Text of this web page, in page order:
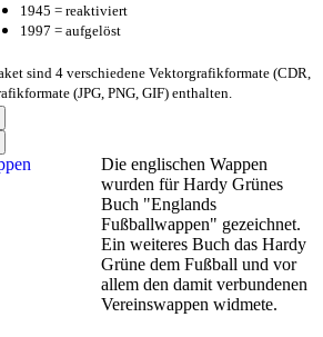
1945 = reaktiviert
1997 = aufgelöst
sind 4 verschiedene Vektorgrafikformate (CDR,
(JPG, PNG, GIF) enthalten.
Die englischen Wappen
wurden für Hardy Grünes
Buch "Englands
Fußballwappen" gezeichnet.
Ein weiteres Buch das Hardy
Grüne dem Fußball und vor
allem den damit verbundenen
Vereinswappen widmete.